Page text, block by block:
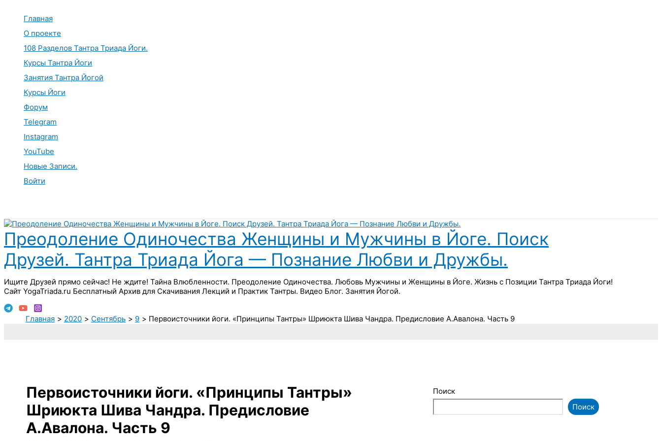
Главная
О проекте
108 Разделов Тантра Триада Йоги.
Курсы Тантра Йоги
Занятия Тантра Йогой
Курсы Йоги
Форум
Telegram
Instagram
YouTube
Новые Записи.
Войти
Преодоление Одиночества Женщины и Мужчины в Йоге. Поиск
Друзей. Тантра Триада Йога — Познание Любви и Дружбы.
Ищите Друзей прямо сейчас! Не ждите! Тайна Влюбленности. Преодоление Одиночества. Любовь Мужчины и Женщины в Йоге. Жизнь с Позиции Тантра Триада Йоги!
Сайт YogaTriada.ru Бесплатный Архив для Скачивания Лекций и Практик Тантры. Видео Блог. Занятия Йогой.
Главная 2020 Сентябрь 9 Первоисточники йоги. «Принципы Тантры» Шриюкта Шива Чандра. Предисловие А.Авалона. Часть 9
Первоисточники йоги. «Принципы Тантры»
Шриюкта Шива Чандра. Предисловие
А.Авалона. Часть 9
Поиск
Поиск